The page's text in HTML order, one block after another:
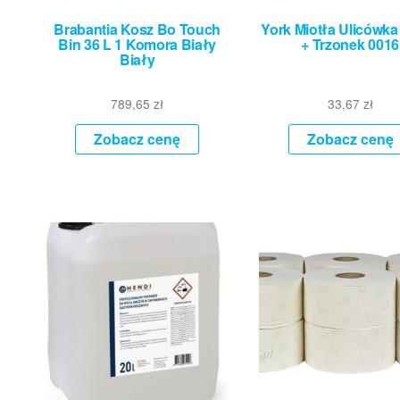
Brabantia Kosz Bo Touch
Bin 36 L 1 Komora Biały
Biały
789,65zł
Zobacz cenę
York Miotła
+ Trzonek 0016
33,67 zł
Zobacz cenę